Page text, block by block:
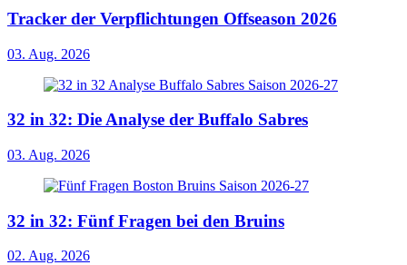
Tracker der Verpflichtungen Offseason 2026
03. Aug. 2026
32 in 32: Die Analyse der Buffalo Sabres
03. Aug. 2026
32 in 32: Fünf Fragen bei den Bruins
02. Aug. 2026